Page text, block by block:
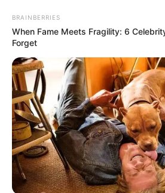
BRAINBERRIES
When Fame Meets Fragility: 6
Forget